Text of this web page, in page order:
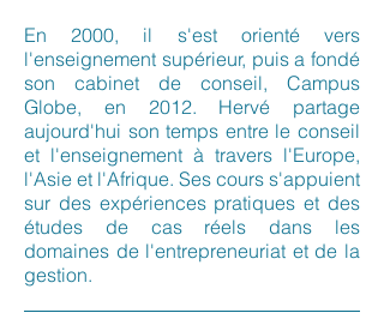
En 2000, il s'est orienté vers
l'enseignement supérieur, puis a fondé
son cabinet de conseil, Campus
Globe, en 2012. Hervé partage
aujourd'hui son temps entre le conseil
et l'enseignement à travers l'Europe,
l'Asie et l'Afrique. Ses cours s'appuient
sur des expériences pratiques et des
études de cas réels dans les
domaines de l'entrepreneuriat et de la
gestion.